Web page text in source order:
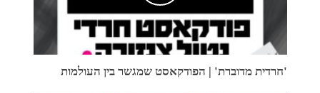
'חרדית מדוברת' | הפודקאסט שמגשר בין העולמות